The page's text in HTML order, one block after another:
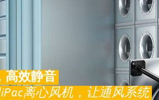
高效静音
离心风机，让通风系统